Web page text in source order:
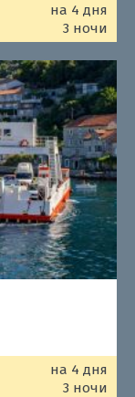
на 4 дня
3 ночи
на 4 дня
3 ночи